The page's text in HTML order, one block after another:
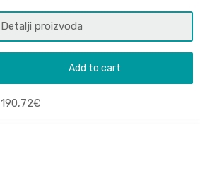
Detalji proizvoda
Add to cart
190,72€